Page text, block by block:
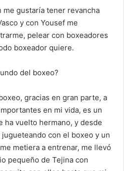
gustaría tener revancha
y con Yousef me
pelear con boxeadores
boxeador quiere.
del boxeo?
gracias en gran parte, a
en mi vida, es un
ha vuelto hermano, y desde
con el boxeo y un
metiera a entrenar, me llevó
pequeño de Tejina con